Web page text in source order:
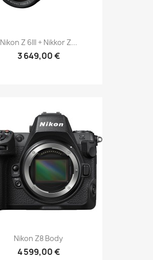
Nikon Z 6III + Nikkor Z...
3 649,00 €
Nikon Z8 Body
4 599,00 €